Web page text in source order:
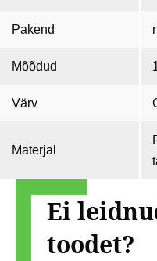
Pakend
Mõõdud
Värv
Materjal
Ei
toodet?